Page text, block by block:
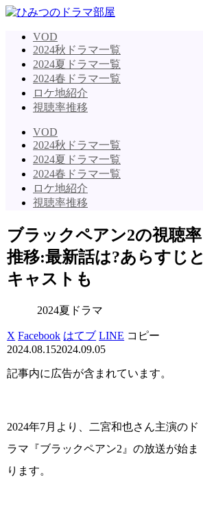
VOD
2024秋ドラマ一覧
2024夏ドラマ一覧
2024春ドラマ一覧
ロケ地紹介
視聴率推移
VOD
2024秋ドラマ一覧
2024夏ドラマ一覧
2024春ドラマ一覧
ロケ地紹介
視聴率推移
ブラックペアン2の視聴率
推移:最新話は?あらすじと
キャストも
2024夏ドラマ
X Facebook はてブ LINE コピー
2024.08.152024.09.05
記事内に広告が含まれています。
2024年7月より、二宮和也さん主演のド
ラマ『ブラックペアン2』の放送が始ま
ります。